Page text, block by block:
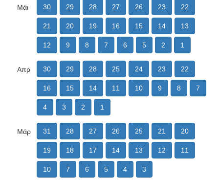
Μάι 30 29 28 27 26 23 22
21 20 19 16 15 14 13
12 9 8 7 6 5 2 1
Απρ 30 29 28 25 24 23 22
16 15 14 11 10 9 8 7
4 3 2 1
Μάρ 31 28 27 26 25 21 20
19 18 17 14 13 12 11
10 7 6 5 4 3